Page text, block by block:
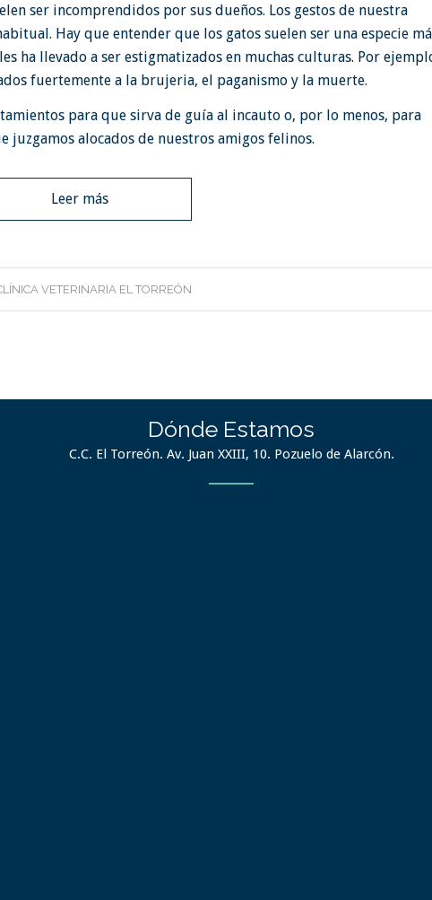
ser incomprendidos por sus dueños. Los gestos de nuestra
Hay que entender que los gatos suelen ser una especie
ha llevado a ser estigmatizados en muchas culturas. Por
fuertemente a la brujeria, el paganismo y la muerte.
para que sirva de guía al incauto o, por lo menos, para
juzgamos alocados de nuestros amigos felinos.
Leer más
VETERINARIA EL TORREÓN
Dónde Estamos
C.C. El Torreón. Av. Juan XXIII, 10. Pozuelo de Alarcón.